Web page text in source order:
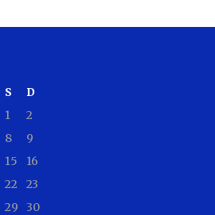
S
D
1
2
8
9
15
16
22
23
29
30